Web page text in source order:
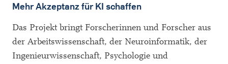
Mehr Akzeptanz für KI schaffen
Das Projekt bringt Forscherinnen und Forscher aus
der Arbeitswissenschaft, der Neuroinformatik, der
Ingenieurwissenschaft, Psychologie und